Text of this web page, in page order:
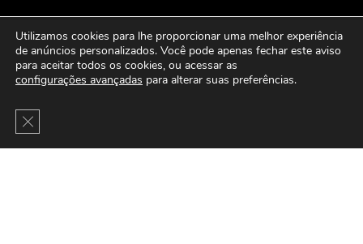
Utilizamos cookies para lhe proporcionar uma melhor experiência
de anúncios personalizados. Você pode apenas fechar este aviso
para aceitar todos os cookies, ou acessar as
configurações avançadas para alterar suas preferências.
Close GDPR Cookie Banner